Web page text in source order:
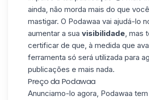
ainda, não morda mais do que
mastigar. O Podawaa vai ajudá-lo
aumentar a sua visibilidade, mas
certificar de que, à medida que
ferramenta só será utilizada para
publicações e mais nada.
Preço da Podawaa
Anunciamo-lo agora, Podawaa tem